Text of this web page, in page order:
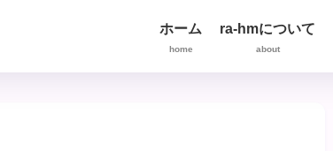
ホーム
home
ra-hmについて
about